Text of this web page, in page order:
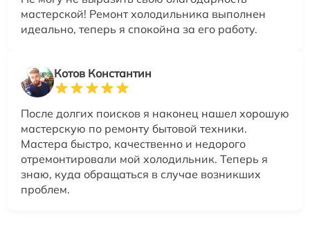
мастерской! Ремонт холодильника выполнен
идеально, теперь я спокойна за его работу.
Котов Константин
После долгих поисков я наконец нашел хорошую
мастерскую по ремонту бытовой техники.
Мастера быстро, качественно и недорого
отремонтировали мой холодильник. Теперь я
знаю, куда обращаться в случае возникших
проблем.